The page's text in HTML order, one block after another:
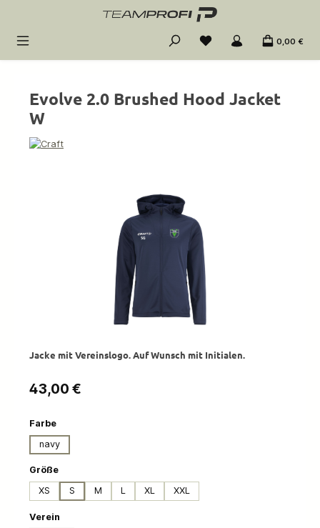
Zum Hauptinhalt springen
0,00 €
Evolve 2.0 Brushed Hood Jacket
W
Jacke mit Vereinslogo. Auf Wunsch mit Initialen.
Regulärer Preis:
43,00 €
Farbeauswählen
navy
Größeauswählen
XS
S M L XL XXL
Verein